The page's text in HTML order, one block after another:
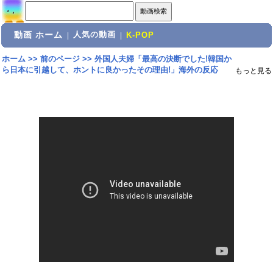
動画 ホーム 人気の動画 K-POP
ホーム>> 前のページ>> 外国人夫婦「最高の決断でした!韓国か
ら日本に引越して、ホントに良かったその理由!」海外の反応
もっと見る